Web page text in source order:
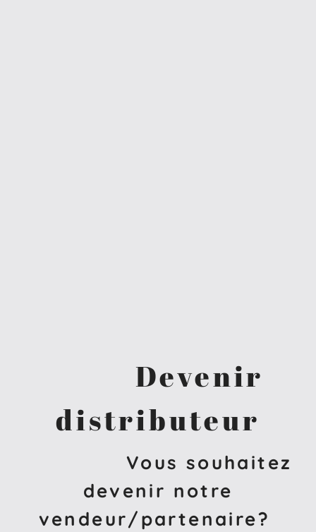
Devenir
distributeur
Vous souhaitez
devenir notre
vendeur/partenaire?